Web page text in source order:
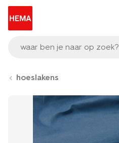
waar ben je naar op zoek?
hoeslakens